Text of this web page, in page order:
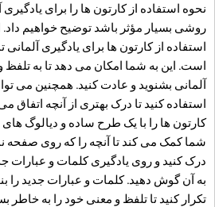
نحوه استفاده از کارتون ها را برای یادگیری
روشی بسیار مؤثر باشد توضیح خواهیم داد.
استفاده از کارتون ها برای یادگیری
است. این به شما امکان می دهد تا به تلفظ
آلمانی بشنوید و عادت کنید. همچنین می
استفاده کنید تا درک بهتری از آنچه اتفاق
کارتون ها را با یک طرح ساده و دیالوگ های
شما کمک می کند تا آنچه را که روی صفحه
درک کنید و روی یادگیری کلمات و عبارات
به آن گوش دهید. کلمات و عبارات جدید را
تکرار کنید تا تلفظ و معنی خود را به خاطر